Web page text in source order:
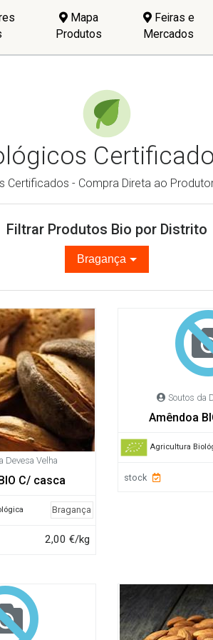
Mapa
Produtos
Feiras e
Mercados
Certificados - Compra Direta ao
Filtrar Produtos Bio por Distrito
Bragança
Devesa Velha
C/ casca
Bragança
2,00 €/kg
Soutos da
Amêndoa
Agricultura
stock